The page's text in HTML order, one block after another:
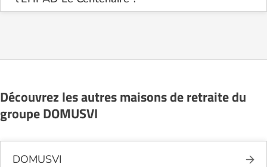
La demande s’effectue directement via le formulaire
les coûts et les démarches administratives
Découvrez les autres maisons de retraite du
groupe DOMUSVI
DOMUSVI